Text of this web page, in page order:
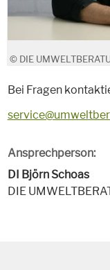
© DIE
Bei Fragen
Ansprechperson:
DI Björn Schoas
DIE